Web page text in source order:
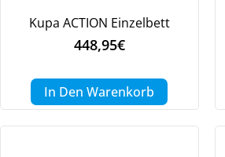
Kupa ACTION Einzelbett
448,95€
In Den Warenkorb